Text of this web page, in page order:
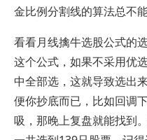
金比例分割线的算法总不
看看月线擒牛选股公式的
这个公式，如果不采用优
中全部选，这就导致选出
便你抄底而已，比如回调
吸，那晚上复盘就能找到